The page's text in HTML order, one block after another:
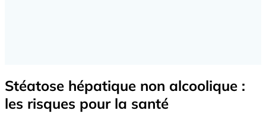
Stéatose hépatique non alcoolique :
les risques pour la santé